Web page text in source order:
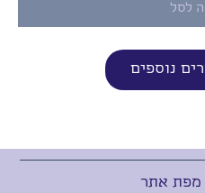
לסל
נוספים
מפת אתר